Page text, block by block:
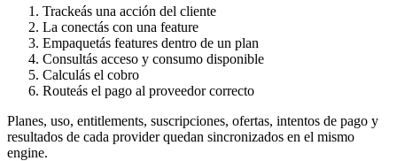
Trackeás una acción del cliente
La conectás con una feature
Empaquetás features dentro de un plan
Consultás acceso y consumo disponible
Calculás el cobro
Routeás el pago al proveedor correcto
Planes, uso, entitlements, suscripciones, ofertas, intentos de pago y
resultados de cada provider quedan sincronizados en el mismo
engine.